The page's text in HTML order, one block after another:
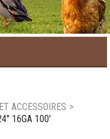
ACCESSOIRES >
16GA 100'